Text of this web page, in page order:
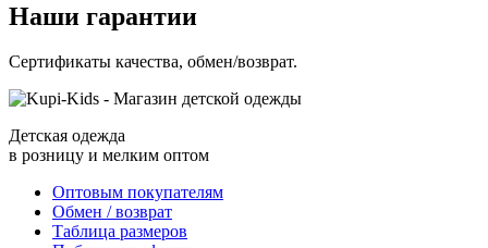
Наши гарантии
Сертификаты качества, обмен/возврат.
Детская одежда
в розницу и мелким оптом
Оптовым покупателям
Обмен / возврат
Таблица размеров